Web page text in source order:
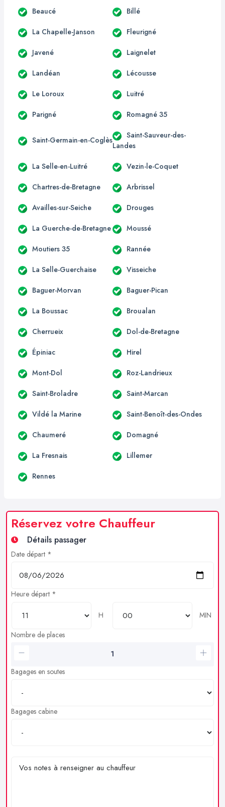
Beaucé Billé
La Chapelle-Janson Fleurigné
Javené Laignelet
Landéan Lécousse
Le Loroux Luitré
Parigné Romagné 35
Saint-Germain-en-Coglès
Saint-Sauveur-des-
Landes
La Selle-en-Luitré Vezin-le-Coquet
Chartres-de-Bretagne Arbrissel
Availles-sur-Seiche Drouges
La Guerche-de-Bretagne Moussé
Moutiers 35 Rannée
La Selle-Guerchaise Visseiche
Baguer-Morvan Baguer-Pican
La Boussac Broualan
Cherrueix Dol-de-Bretagne
Épiniac Hirel
Mont-Dol Roz-Landrieux
Saint-Broladre Saint-Marcan
Vildé la Marine Saint-Benoît-des-Ondes
Chaumeré Domagné
La Fresnais Lillemer
Rennes
Réservez votre Chauffeur
Détails passager
Date départ *
Heure départ *
H
MIN
Nombre de places
Bagages en soutes
Bagages cabine